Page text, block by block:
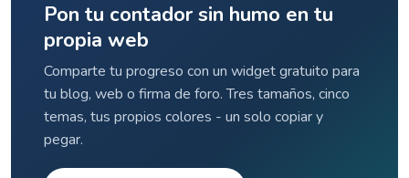
Pon tu contador sin humo en tu
propia web
Comparte tu progreso con un widget gratuito para
tu blog, web o firma de foro. Tres tamaños, cinco
temas, tus propios colores - un solo copiar y
pegar.